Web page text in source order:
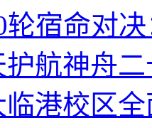
轮宿命对
护航神舟
港校区